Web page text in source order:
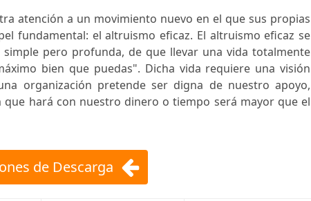
atención a un movimiento nuevo en el que sus propias
fundamental: el altruismo eficaz. El altruismo eficaz se
simple pero profunda, de que llevar una vida totalmente
bien que puedas". Dicha vida requiere una visión
organización pretende ser digna de nuestro apoyo,
hará con nuestro dinero o tiempo será mayor que el
de Descarga